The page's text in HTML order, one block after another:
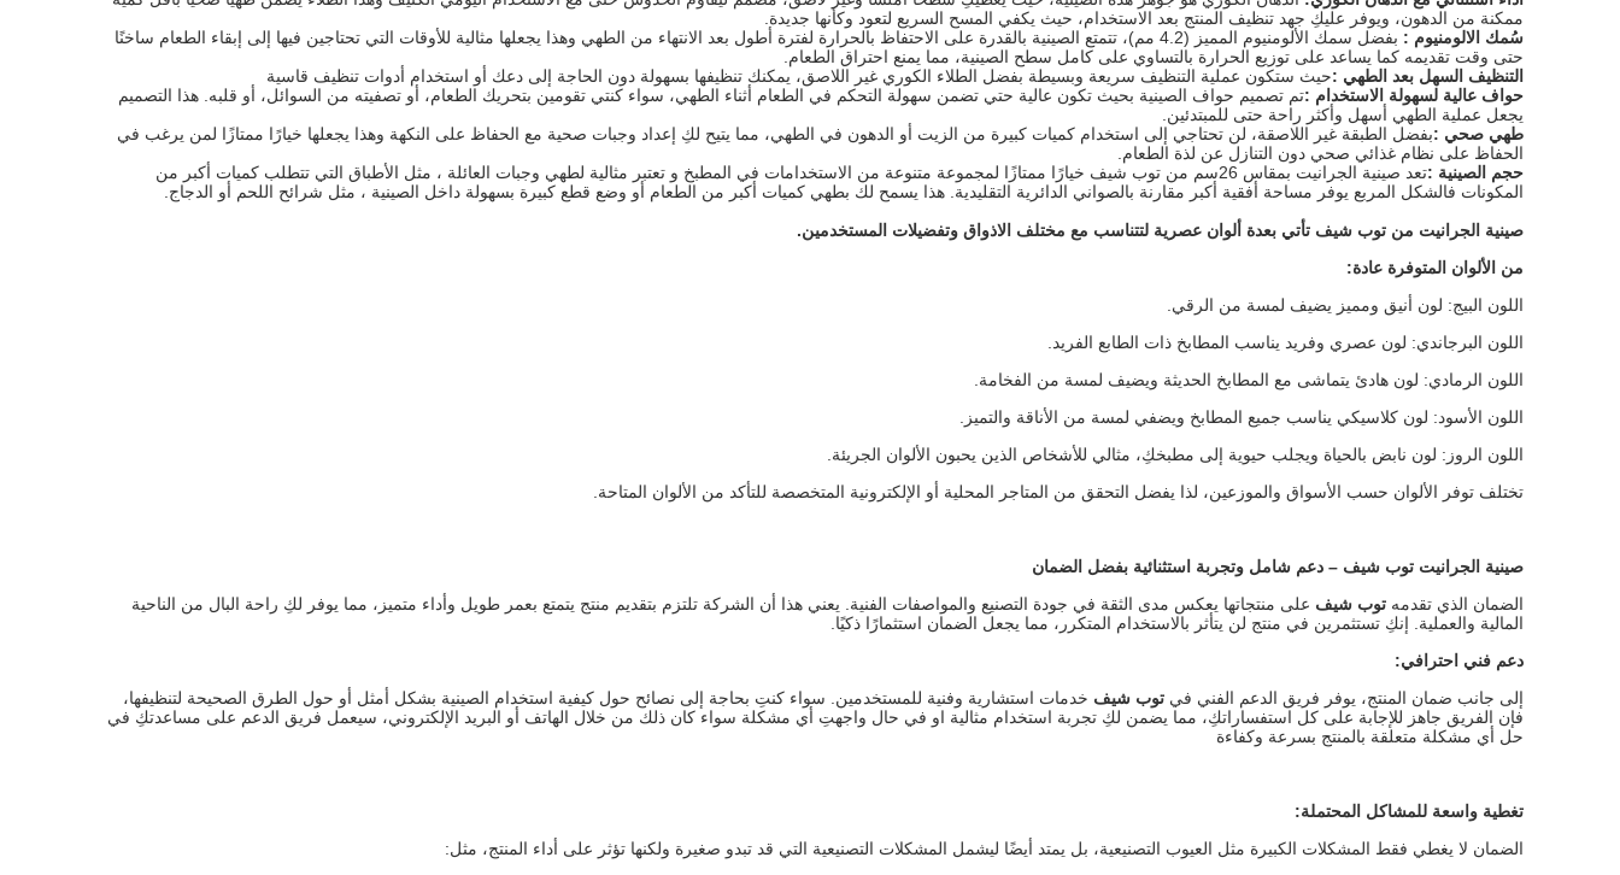
ممكنة من الدهون، ويوفر عليكِ جهد تنظيف المنتج بعد الاستخدام، حيث يكفي المسح السريع لتعود وكأنها جديدة.
سُمك الالومنيوم :
بفضل سمك الألومنيوم المميز (4.2 مم)، تتمتع الصينية بالقدرة على الاحتفاظ بالحرارة لفترة أطول بعد الانتهاء من الطهي وهذا يجعلها مثالية للأوقات التي تحتاجين فيها إلى إبقاء الطعام ساخنًا
حتى وقت تقديمه كما يساعد على توزيع الحرارة بالتساوي على كامل سطح الصينية، مما يمنع احتراق الطعام.
التنظيف السهل بعد الطهي :حيث ستكون عملية التنظيف سريعة وبسيطة بفضل الطلاء الكوري غير اللاصق، يمكنك تنظيفها بسهولة دون الحاجة إلى دعك أو استخدام أدوات تنظيف قاسية
حواف عالية لسهولة الاستخدام :تم تصميم حواف الصينية بحيث تكون عالية حتي تضمن سهولة التحكم في الطعام أثناء الطهي، سواء كنتي تقومين بتحريك الطعام، أو تصفيته من السوائل، أو قلبه. هذا التصميم
يجعل عملية الطهي أسهل وأكثر راحة حتى للمبتدئين.
طهي صحي :بفضل الطبقة غير اللاصقة، لن تحتاجي إلى استخدام كميات كبيرة من الزيت أو الدهون في الطهي، مما يتيح لكِ إعداد وجبات صحية مع الحفاظ على النكهة وهذا يجعلها خيارًا ممتازًا لمن يرغب في
الحفاظ على نظام غذائي صحي دون التنازل عن لذة الطعام.
حجم الصينية :
تعد صينية الجرانيت بمقاس 26سم من توب شيف خيارًا ممتازًا لمجموعة متنوعة من الاستخدامات في المطبخ و تعتبر مثالية لطهي وجبات العائلة ، مثل الأطباق التي تتطلب كميات أكبر من
المكونات فالشكل المربع يوفر مساحة أفقية أكبر مقارنة بالصواني الدائرية التقليدية. هذا يسمح لك بطهي كميات أكبر من الطعام أو وضع قطع كبيرة بسهولة داخل الصينية ، مثل شرائح اللحم أو الدجاج.
صينية الجرانيت من توب شيف تأتي بعدة ألوان عصرية لتتناسب مع مختلف الاذواق وتفضيلات المستخدمين.
من الألوان المتوفرة عادة:
اللون البيج: لون أنيق ومميز يضيف لمسة من الرقي.
اللون البرجاندي: لون عصري وفريد يناسب المطابخ ذات الطابع الفريد.
اللون الرمادي: لون هادئ يتماشى مع المطابخ الحديثة ويضيف لمسة من الفخامة.
اللون الأسود: لون كلاسيكي يناسب جميع المطابخ ويضفي لمسة من الأناقة والتميز.
اللون الروز: لون نابض بالحياة ويجلب حيوية إلى مطبخكِ، مثالي للأشخاص الذين يحبون الألوان الجريئة.
تختلف توفر الألوان حسب الأسواق والموزعين، لذا يفضل التحقق من المتاجر المحلية أو الإلكترونية المتخصصة للتأكد من الألوان المتاحة.
صينية الجرانيت توب شيف – دعم شامل وتجربة استثنائية بفضل الضمان
الضمان الذي تقدمه توب شيف على منتجاتها يعكس مدى الثقة في جودة التصنيع والمواصفات الفنية. يعني هذا أن الشركة تلتزم بتقديم منتج يتمتع بعمر طويل وأداء متميز، مما يوفر لكِ راحة البال من الناحية
المالية والعملية. إنكِ تستثمرين في منتج لن يتأثر بالاستخدام المتكرر، مما يجعل الضمان استثمارًا ذكيًا.
دعم فني احترافي:
إلى جانب ضمان المنتج، يوفر فريق الدعم الفني في توب شيف خدمات استشارية وفنية للمستخدمين. سواء كنتِ بحاجة إلى نصائح حول كيفية استخدام الصينية بشكل أمثل أو حول الطرق الصحيحة لتنظيفها،
فإن الفريق جاهز للإجابة على كل استفساراتكِ، مما يضمن لكِ تجربة استخدام مثالية او في حال واجهتِ أي مشكلة سواء كان ذلك من خلال الهاتف أو البريد الإلكتروني، سيعمل فريق الدعم على مساعدتكِ في
حل أي مشكلة متعلقة بالمنتج بسرعة وكفاءة
تغطية واسعة للمشاكل المحتملة:
الضمان لا يغطي فقط المشكلات الكبيرة مثل العيوب التصنيعية، بل يمتد أيضًا ليشمل المشكلات التصنيعية التي قد تبدو صغيرة ولكنها تؤثر على أداء المنتج، مثل: